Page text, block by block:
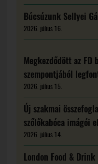
Búcsúzunk Sellyei
2026. július 16.
Megkezdődött az FD
szempontjából
2026. július 15.
Új szakmai
szőlőkabóca imágói
2026. július 14.
London Food &